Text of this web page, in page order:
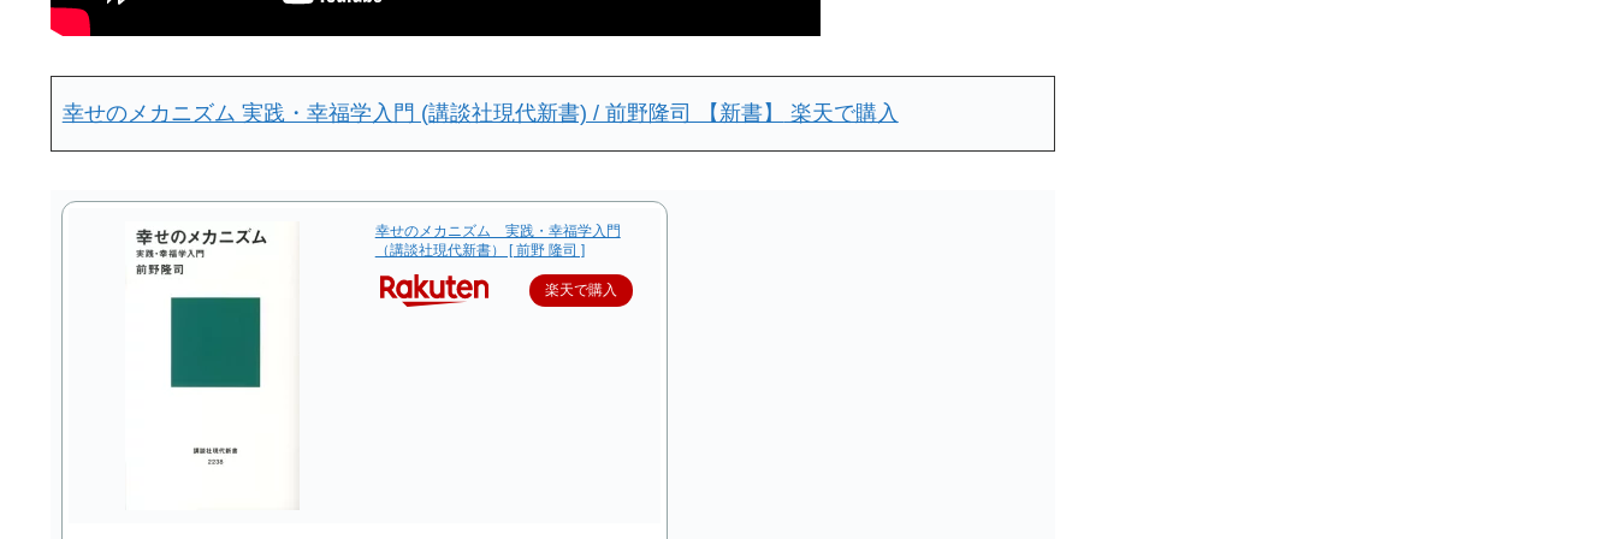
幸せのメカニズム 実践・幸福学入門 (講談社現代新書) / 前野隆司 【新書】 楽天で購入
幸せのメカニズム 実践・幸福学入門
（講談社現代新書） [ 前野 隆司 ]
楽天で購入